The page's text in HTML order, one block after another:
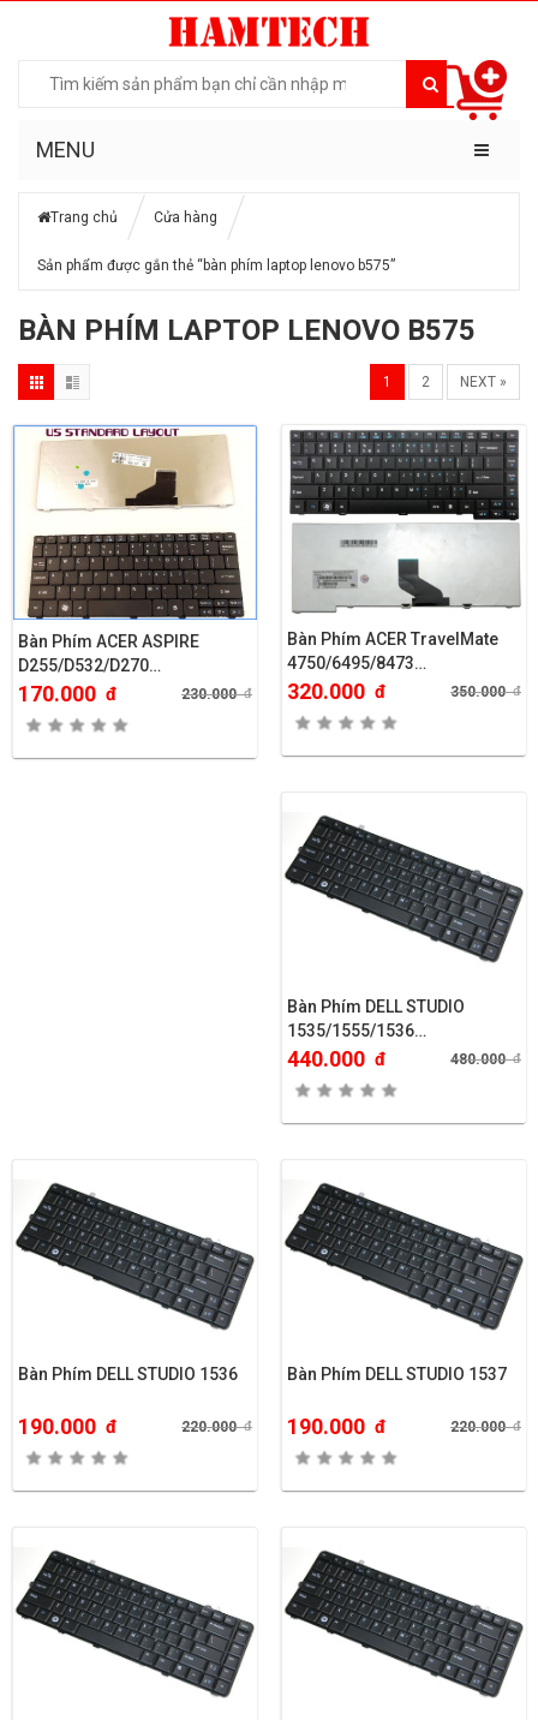
MENU
Trang chủ Cửa hàng
Sản phẩm được gắn thẻ “bàn phím laptop lenovo b575”
BÀN PHÍM LAPTOP LENOVO B575
1 2 NEXT »
Bàn Phím ACER ASPIRE
D255/D532/D270…
170.000 đ 230.000đ
Bàn Phím ACER TravelMate
4750/6495/8473…
320.000 đ 350.000đ
Bàn Phím DELL STUDIO
1535/1555/1536…
440.000 đ 480.000đ
Bàn Phím DELL STUDIO 1536
190.000 đ 220.000đ
Bàn Phím DELL STUDIO 1537
190.000 đ 220.000đ